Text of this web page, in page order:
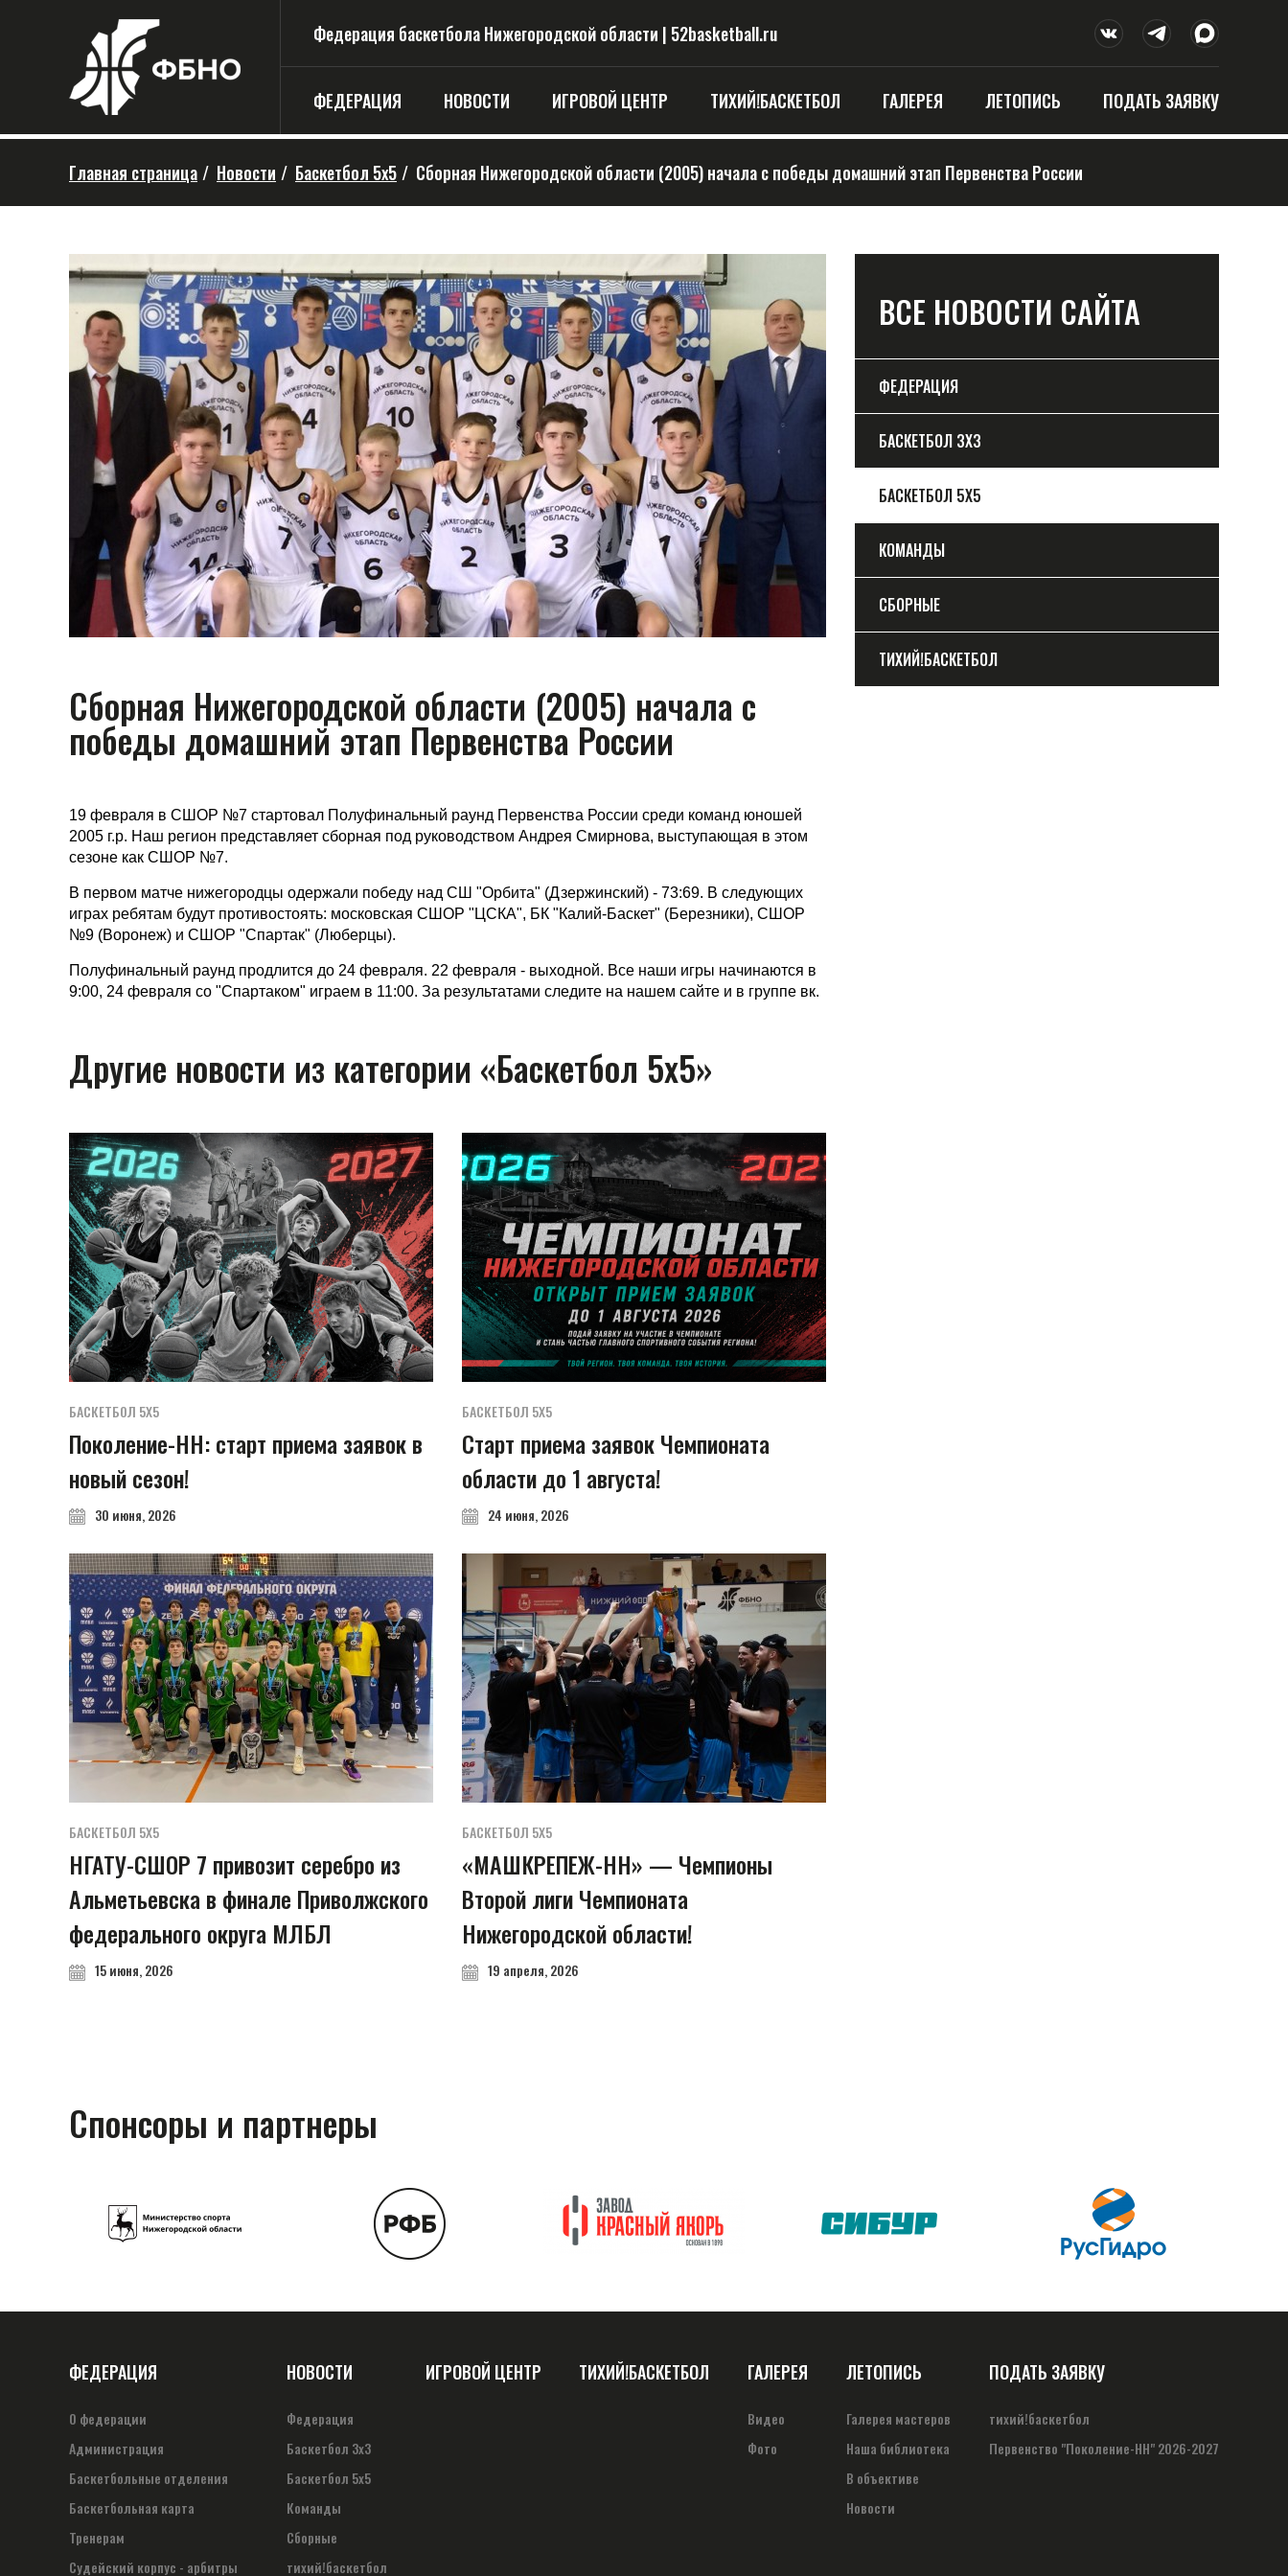
Федерация баскетбола Нижегородской области | 52basketball.ru
ФЕДЕРАЦИЯ НОВОСТИ ИГРОВОЙ ЦЕНТР ТИХИЙ!БАСКЕТБОЛ ГАЛЕРЕЯ ЛЕТОПИСЬ ПОДАТЬ ЗАЯВКУ
Главная страница / Новости / Баскетбол 5х5 / Сборная Нижегородской области (2005) начала с победы домашний этап Первенства России
Сборная Нижегородской области (2005) начала с
победы домашний этап Первенства России
19 февраля в СШОР №7 стартовал Полуфинальный раунд Первенства России среди команд юношей
2005 г.р. Наш регион представляет сборная под руководством Андрея Смирнова, выступающая в этом
сезоне как СШОР №7.
В первом матче нижегородцы одержали победу над СШ "Орбита" (Дзержинский) - 73:69. В следующих
играх ребятам будут противостоять: московская СШОР "ЦСКА", БК "Калий-Баскет" (Березники), СШОР
№9 (Воронеж) и СШОР "Спартак" (Люберцы).
Полуфинальный раунд продлится до 24 февраля. 22 февраля - выходной. Все наши игры начинаются в
9:00, 24 февраля со "Спартаком" играем в 11:00. За результатами следите на нашем сайте и в группе вк.
Другие новости из категории «Баскетбол 5х5»
БАСКЕТБОЛ 5Х5
Поколение-НН: старт приема заявок в
новый сезон!
30 июня, 2026
БАСКЕТБОЛ 5Х5
Старт приема заявок Чемпионата
области до 1 августа!
24 июня, 2026
БАСКЕТБОЛ 5Х5
НГАТУ-СШОР 7 привозит серебро из
Альметьевска в финале Приволжского
федерального округа МЛБЛ
15 июня, 2026
БАСКЕТБОЛ 5Х5
«МАШКРЕПЕЖ-НН» — Чемпионы
Второй лиги Чемпионата
Нижегородской области!
19 апреля, 2026
ВСЕ НОВОСТИ САЙТА
ФЕДЕРАЦИЯ
БАСКЕТБОЛ 3Х3
БАСКЕТБОЛ 5Х5
КОМАНДЫ
СБОРНЫЕ
ТИХИЙ!БАСКЕТБОЛ
Спонсоры и партнеры
ФЕДЕРАЦИЯ
О федерации
Администрация
Баскетбольные отделения
Баскетбольная карта
Тренерам
Судейский корпус - арбитры
НОВОСТИ
Федерация
Баскетбол 3х3
Баскетбол 5х5
Команды
Сборные
тихий!баскетбол
ИГРОВОЙ ЦЕНТР ТИХИЙ!БАСКЕТБОЛ ГАЛЕРЕЯ
Видео
Фото
ЛЕТОПИСЬ
Галерея мастеров
Наша библиотека
В объективе
Новости
ПОДАТЬ ЗАЯВКУ
тихий!баскетбол
Первенство "Поколение-НН" 2026-2027